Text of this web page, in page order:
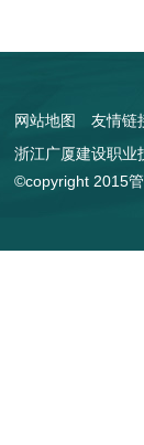
网站地图
友情链
浙江广厦建设职
©copyright 2015